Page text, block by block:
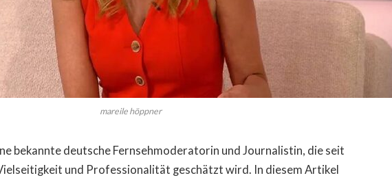
mareile höppner
bekannte deutsche Fernsehmoderatorin und Journalistin, die seit
und Professionalität geschätzt wird. In diesem Artikel